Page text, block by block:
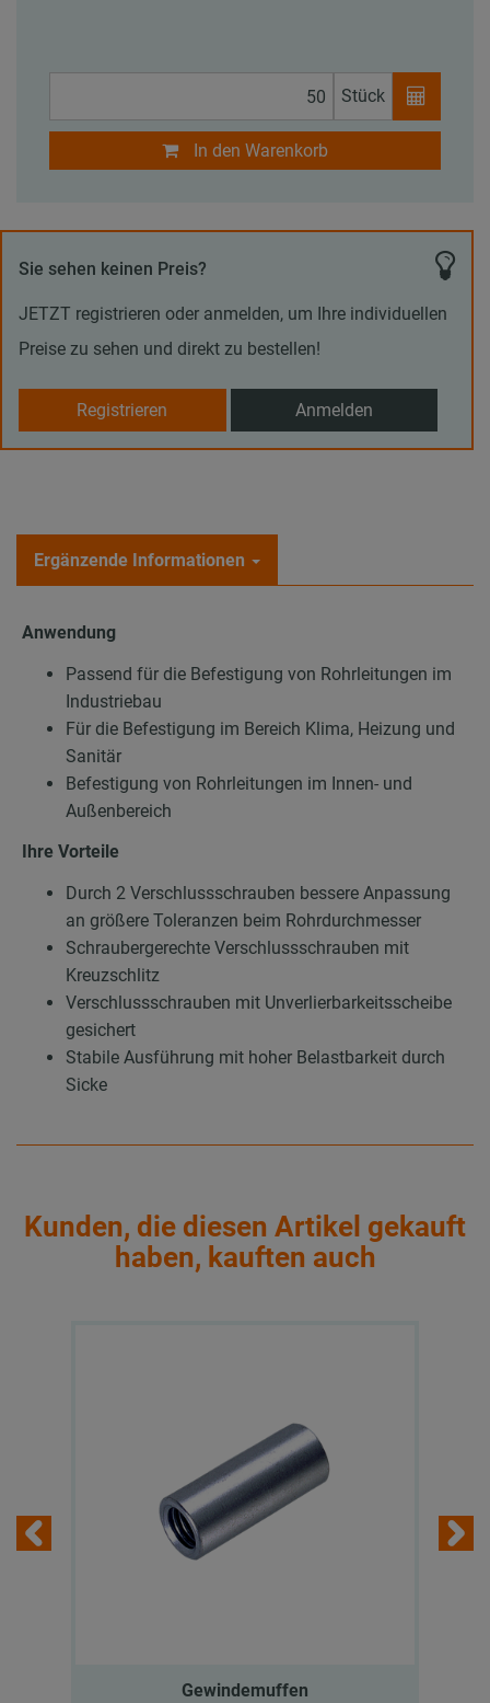
Stück
In den Warenkorb
Sie sehen keinen Preis?
JETZT registrieren oder anmelden, um Ihre individuellen
Preise zu sehen und direkt zu bestellen!
Registrieren Anmelden
Ergänzende Informationen
Anwendung
Passend für die Befestigung von Rohrleitungen im
Industriebau
Für die Befestigung im Bereich Klima, Heizung und
Sanitär
Befestigung von Rohrleitungen im Innen- und
Außenbereich
Ihre Vorteile
Durch 2 Verschlussschrauben bessere Anpassung
an größere Toleranzen beim Rohrdurchmesser
Schraubergerechte Verschlussschrauben mit
Kreuzschlitz
Verschlussschrauben mit Unverlierbarkeitsscheibe
gesichert
Stabile Ausführung mit hoher Belastbarkeit durch
Sicke
Kunden, die diesen Artikel gekauft
haben, kauften auch
Gewindemuffen